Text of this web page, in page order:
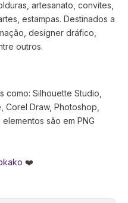
artesanato, convites,
estampas. Destinados a
designer dráfico,
outros.
como: Silhouette Studio,
Corel Draw, Photoshop,
são em PNG
❤️